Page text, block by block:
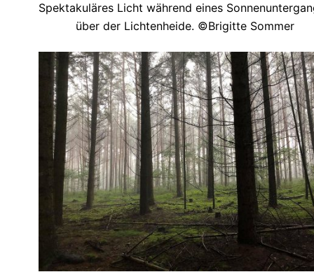
Spektakuläres Licht während eines
über der Lichtenheide. ©Brigitte Sommer